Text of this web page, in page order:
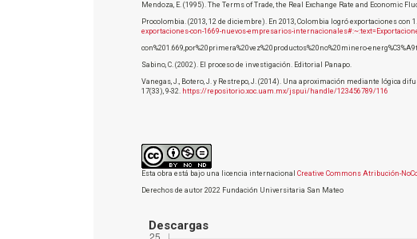
Mendoza, E. (1995). The Terms of Trade, the Real Exchange Rate and Economic
Procolombia. (2013, 12 de diciembre). En 2013, Colombia logró exportaciones con
exportaciones-con-1669-nuevos-empresarios-
con%201.669,por%20primera%20vez%20productos%20no%20minero-
Sabino, C. (2002). El proceso de investigación. Editorial Panapo.
Vanegas, J., Botero, J. y Restrepo, J. (2014). Una aproximación mediante
17(33), 9-32. https://repositorio.xoc.uam.mx/jspui/handle/123456789/116
Esta obra está bajo una licencia internacional Creative Commons Atribución-
Derechos de autor 2022 Fundación Universitaria San Mateo
Descargas